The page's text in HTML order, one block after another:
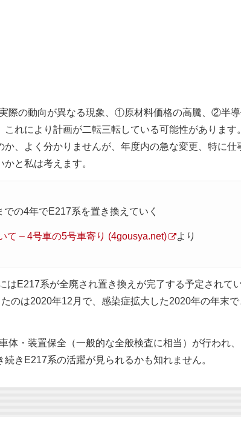
際の動向が異なる現象、①原材料価格の高騰、②半
これにより計画が二転三転している可能性がありま
か、よく分かりませんが、年度内の急な変更、特に
と私は考えます。
の4年でE217系を置き換えていく
て – 4号車の5号車寄り (4gousya.net) より
はE217系が全廃され置き換えが完了する予定されてい
のは2020年12月で、感染症拡大した2020年の年末
体・装置保全（一般的な全般検査に相当）が行われ
きE217系の活躍が見られるかも知れません。